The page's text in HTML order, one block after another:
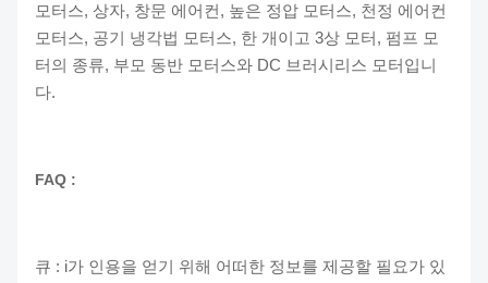
모터스, 상자, 창문 에어컨, 높은 정압 모터스, 천정 에어컨
모터스, 공기 냉각법 모터스, 한 개이고 3상 모터, 펌프 모
터의 종류, 부모 동반 모터스와 DC 브러시리스 모터입니
다.
FAQ :
큐 : i가 인용을 얻기 위해 어떠한 정보를 제공할 필요가 있